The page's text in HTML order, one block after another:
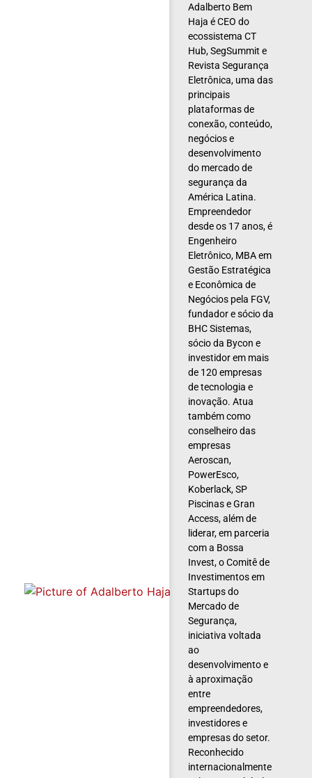
Adalberto Bem
Haja é CEO do
ecossistema CT
Hub, SegSummit e
Revista Segurança
Eletrônica, uma das
principais
plataformas de
conexão, conteúdo,
negócios e
desenvolvimento
do mercado de
segurança da
América Latina.
Empreendedor
desde os 17 anos, é
Engenheiro
Eletrônico, MBA em
Gestão Estratégica
e Econômica de
Negócios pela FGV,
fundador e sócio da
BHC Sistemas,
sócio da Bycon e
investidor em mais
de 120 empresas
de tecnologia e
inovação. Atua
também como
conselheiro das
empresas
Aeroscan,
PowerEsco,
Koberlack, SP
Piscinas e Gran
Access, além de
liderar, em parceria
com a Bossa
Invest, o Comitê de
Investimentos em
Startups do
Mercado de
Segurança,
iniciativa voltada
ao
desenvolvimento e
à aproximação
entre
empreendedores,
investidores e
empresas do setor.
Reconhecido
internacionalmente